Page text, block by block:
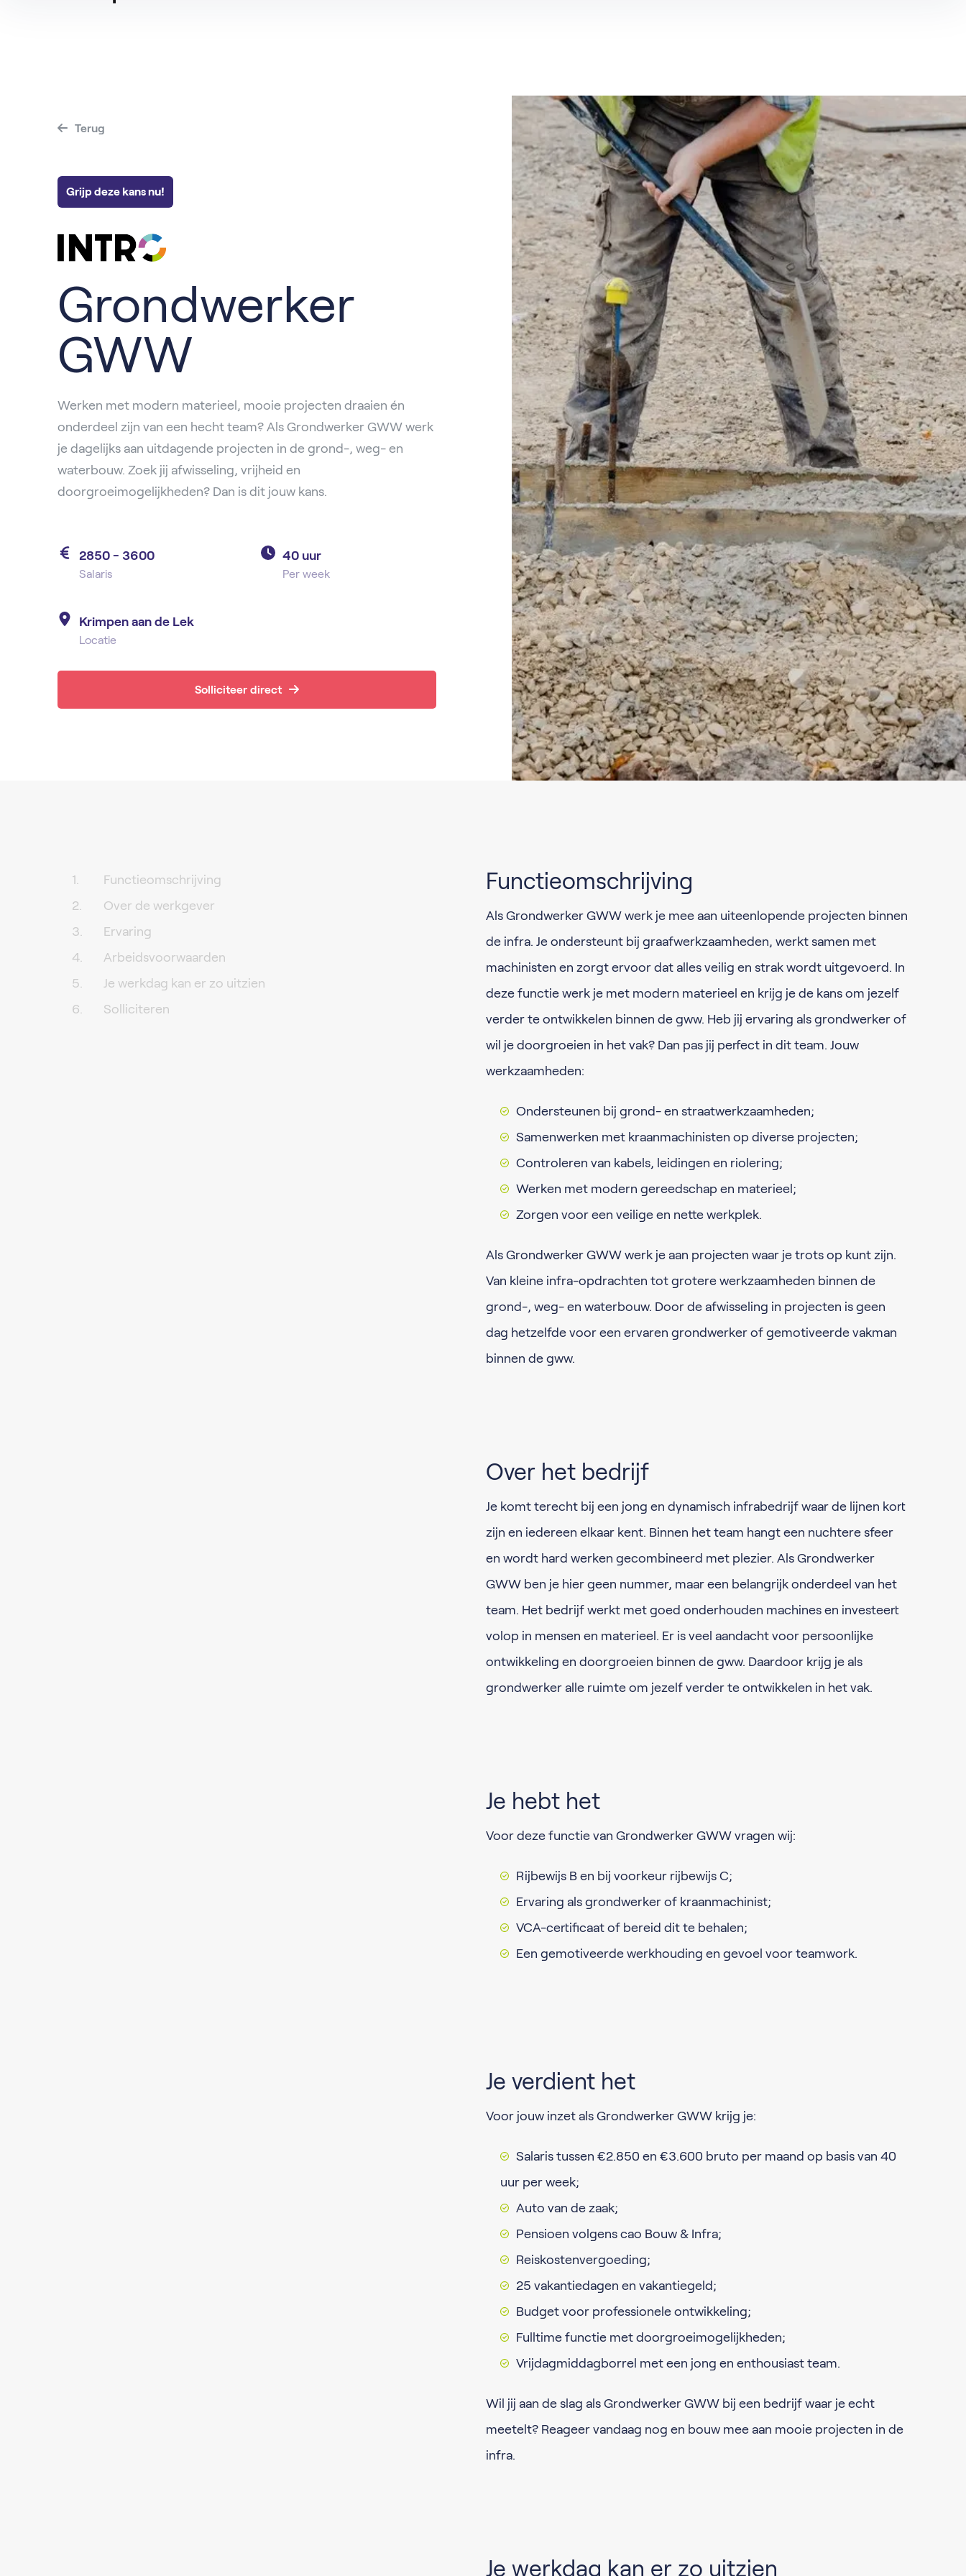
Terug
Grijp deze kans nu!
Grondwerker
GWW
Werken met modern materieel, mooie projecten draaien én
onderdeel zijn van een hecht team? Als Grondwerker GWW werk
je dagelijks aan uitdagende projecten in de grond-, weg- en
waterbouw. Zoek jij afwisseling, vrijheid en
doorgroeimogelijkheden? Dan is dit jouw kans.
2850 - 3600
Salaris
40 uur
Per week
Krimpen aan de Lek
Locatie
Solliciteer direct
Functieomschrijving
Over de werkgever
Ervaring
Arbeidsvoorwaarden
Je werkdag kan er zo uitzien
Solliciteren
Functieomschrijving
Als Grondwerker GWW werk je mee aan uiteenlopende projecten binnen
de infra. Je ondersteunt bij graafwerkzaamheden, werkt samen met
machinisten en zorgt ervoor dat alles veilig en strak wordt uitgevoerd. In
deze functie werk je met modern materieel en krijg je de kans om jezelf
verder te ontwikkelen binnen de gww. Heb jij ervaring als grondwerker of
wil je doorgroeien in het vak? Dan pas jij perfect in dit team. Jouw
werkzaamheden:
Ondersteunen bij grond- en straatwerkzaamheden;
Samenwerken met kraanmachinisten op diverse projecten;
Controleren van kabels, leidingen en riolering;
Werken met modern gereedschap en materieel;
Zorgen voor een veilige en nette werkplek.
Als Grondwerker GWW werk je aan projecten waar je trots op kunt zijn.
Van kleine infra-opdrachten tot grotere werkzaamheden binnen de
grond-, weg- en waterbouw. Door de afwisseling in projecten is geen
dag hetzelfde voor een ervaren grondwerker of gemotiveerde vakman
binnen de gww.
Over het bedrijf
Je komt terecht bij een jong en dynamisch infrabedrijf waar de lijnen kort
zijn en iedereen elkaar kent. Binnen het team hangt een nuchtere sfeer
en wordt hard werken gecombineerd met plezier. Als Grondwerker
GWW ben je hier geen nummer, maar een belangrijk onderdeel van het
team. Het bedrijf werkt met goed onderhouden machines en investeert
volop in mensen en materieel. Er is veel aandacht voor persoonlijke
ontwikkeling en doorgroeien binnen de gww. Daardoor krijg je als
grondwerker alle ruimte om jezelf verder te ontwikkelen in het vak.
Je hebt het
Voor deze functie van Grondwerker GWW vragen wij:
Rijbewijs B en bij voorkeur rijbewijs C;
Ervaring als grondwerker of kraanmachinist;
VCA-certificaat of bereid dit te behalen;
Een gemotiveerde werkhouding en gevoel voor teamwork.
Je verdient het
Voor jouw inzet als Grondwerker GWW krijg je:
Salaris tussen €2.850 en €3.600 bruto per maand op basis van 40
uur per week;
Auto van de zaak;
Pensioen volgens cao Bouw & Infra;
Reiskostenvergoeding;
25 vakantiedagen en vakantiegeld;
Budget voor professionele ontwikkeling;
Fulltime functie met doorgroeimogelijkheden;
Vrijdagmiddagborrel met een jong en enthousiast team.
Wil jij aan de slag als Grondwerker GWW bij een bedrijf waar je echt
meetelt? Reageer vandaag nog en bouw mee aan mooie projecten in de
infra.
Je werkdag kan er zo uitzien